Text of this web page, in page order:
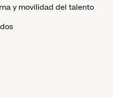
y movilidad del talento